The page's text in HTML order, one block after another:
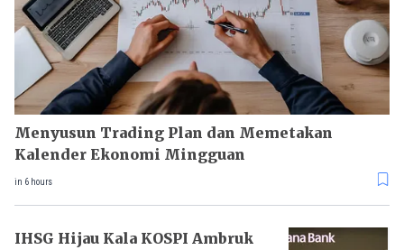
Menyusun Trading Plan dan Memetakan
Kalender Ekonomi Mingguan
in 6 hours
IHSG Hijau Kala KOSPI Ambruk